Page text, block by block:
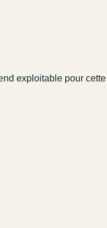
exploitable pour